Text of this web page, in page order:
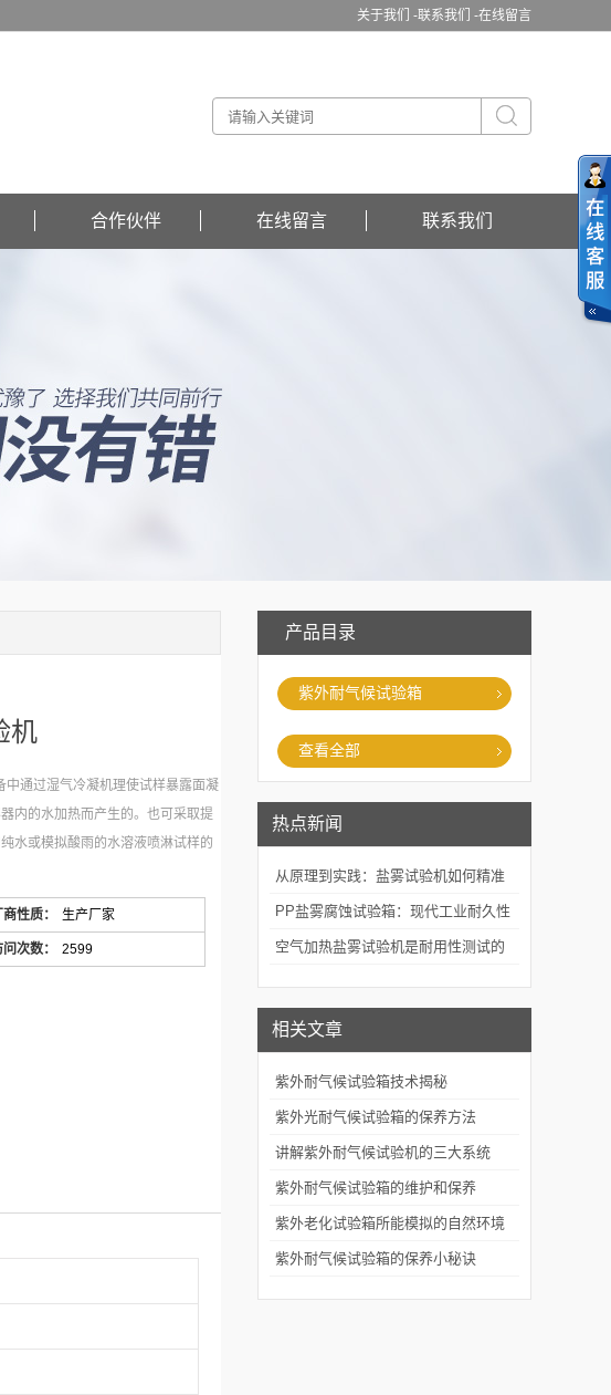
关于我们 -联系我们 -在线留言
合作伙伴 在线留言 联系我们
产品目录
紫外耐气候试验箱
查看全部
热点新闻
从原理到实践：盐雾试验机如何精准
模拟海洋腐蚀环境？
PP盐雾腐蚀试验箱：现代工业耐久性
评价的关键技术装备
空气加热盐雾试验机是耐用性测试的
相关文章
紫外耐气候试验箱技术揭秘
紫外光耐气候试验箱的保养方法
讲解紫外耐气候试验机的三大系统
紫外耐气候试验箱的维护和保养
紫外老化试验箱所能模拟的自然环境
条件
紫外耐气候试验箱的保养小秘诀
机
通过湿气冷凝机理使试样暴露面凝
内的水加热而产生的。也可采取提
水或模拟酸雨的水溶液喷淋试样的
性质： 生产厂家
次数： 2599